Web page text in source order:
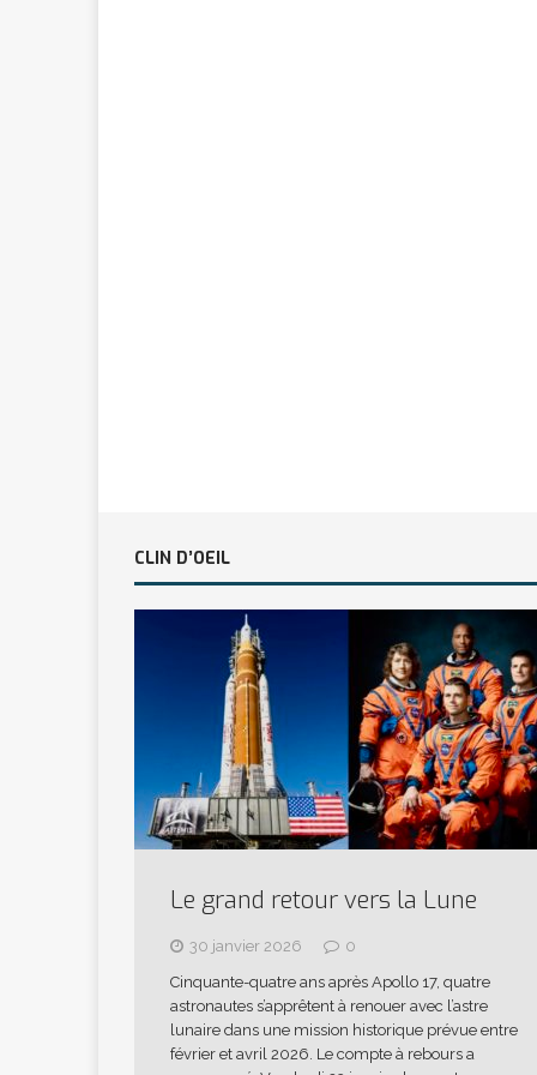
CLIN D’OEIL
Le grand retour vers la Lune
30 janvier 2026
0
Cinquante-quatre ans après Apollo 17, quatre
astronautes s’apprêtent à renouer avec l’astre
lunaire dans une mission historique prévue entre
février et avril 2026. Le compte à rebours a